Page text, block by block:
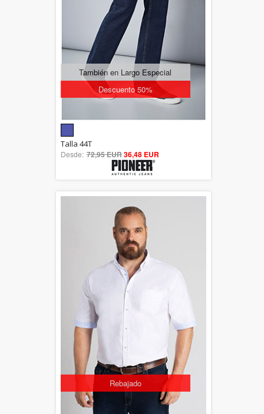
Descuento 50%
También en Largo Especial
out of 5
Talla 44T
Desde: 72,95 EUR36,48 EUR
Rebajado